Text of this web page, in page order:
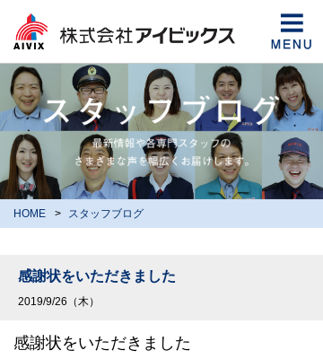
HOME スタッフブログ
感謝状をいただきました
2019/9/26（木）
感謝状をいただきました